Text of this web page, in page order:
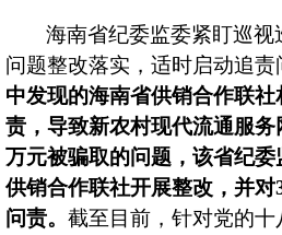
海南省纪委监委紧盯巡
问题整改落实，适时启动追责
中发现的海南省供销合作联
责，导致新农村现代流通服
万元被骗取的问题，该省纪
供销合作联社开展整改，并
问责。 截至目前，针对党的